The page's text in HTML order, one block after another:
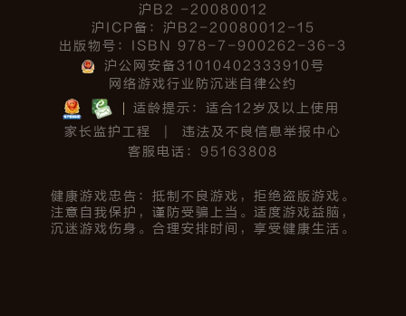
沪B2 -20080012
沪ICP备：沪B2-20080012-15
出版物号：ISBN 978-7-900262-36-3
沪公网安备31010402333910号
网络游戏行业防沉迷自律公约
适龄提示：适合12岁及以上使用
家长监护工程
违法及不良信息举报中心
客服电话：95163808
健康游戏忠告：抵制不良游戏，拒绝盗版游戏。
注意自我保护，谨防受骗上当。适度游戏益脑，
沉迷游戏伤身。合理安排时间，享受健康生活。